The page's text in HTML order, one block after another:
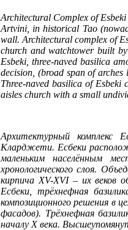
Architectural Complex of
Artvini, in historical Tao
wall. Architectural complex of
church and watchtower built
Esbeki, three-naved basilica
decision, (broad span of
Three-naved basilica of
aisles church with a small
Архитектурный комплекс
Кларджети. Есбеки
маленьким населённым
хронологического слоя.
кирпича XV-XVI – их веков
Есбеки, трёхнефная
композиционного решения в
фасадов). Трёхнефная
началу X века.